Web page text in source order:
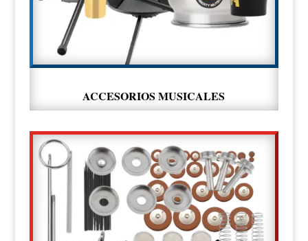
ACCESORIOS MUSICALES